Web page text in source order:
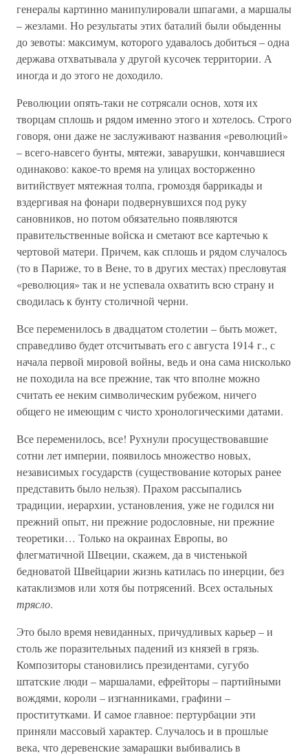
генералы картинно манипулировали шпагами, а маршалы
– жезлами. Но результаты этих баталий были обыденны
до зевоты: максимум, которого удавалось добиться – одна
держава отхватывала у другой кусочек территории. А
иногда и до этого не доходило.
Революции опять-таки не сотрясали основ, хотя их
творцам сплошь и рядом именно этого и хотелось. Строго
говоря, они даже не заслуживают названия «революций»
– всего-навсего бунты, мятежи, заварушки, кончавшиеся
одинаково: какое-то время на улицах восторженно
витийствует мятежная толпа, громоздя баррикады и
вздергивая на фонари подвернувшихся под руку
сановников, но потом обязательно появляются
правительственные войска и сметают все картечью к
чертовой матери. Причем, как сплошь и рядом случалось
(то в Париже, то в Вене, то в других местах) пресловутая
«революция» так и не успевала охватить всю страну и
сводилась к бунту столичной черни.
Все переменилось в двадцатом столетии – быть может,
справедливо будет отсчитывать его с августа 1914 г., с
начала первой мировой войны, ведь и она сама нисколько
не походила на все прежние, так что вполне можно
считать ее неким символическим рубежом, ничего
общего не имеющим с чисто хронологическими датами.
Все переменилось, все! Рухнули просуществовавшие
сотни лет империи, появилось множество новых,
независимых государств (существование которых ранее
представить было нельзя). Прахом рассыпались
традиции, иерархии, установления, уже не годился ни
прежний опыт, ни прежние родословные, ни прежние
теоретики… Только на окраинах Европы, во
флегматичной Швеции, скажем, да в чистенькой
бедноватой Швейцарии жизнь катилась по инерции, без
катаклизмов или хотя бы потрясений. Всех остальных
трясло.
Это было время невиданных, причудливых карьер – и
столь же поразительных падений из князей в грязь.
Композиторы становились президентами, сугубо
штатские люди – маршалами, ефрейторы – партийными
вождями, короли – изгнанниками, графини –
проститутками. И самое главное: пертурбации эти
приняли массовый характер. Случалось и в прошлые
века, что деревенские замарашки выбивались в